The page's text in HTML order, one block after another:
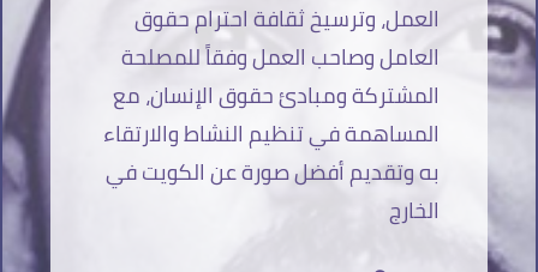
العمل، وترسيخ ثقافة احترام حقوق
العامل وصاحب العمل وفقاً للمصلحة
المشتركة ومبادئ حقوق الإنسان، مع
المساهمة في تنظيم النشاط والارتقاء
به وتقديم أفضل صورة عن الكويت في
الخارج